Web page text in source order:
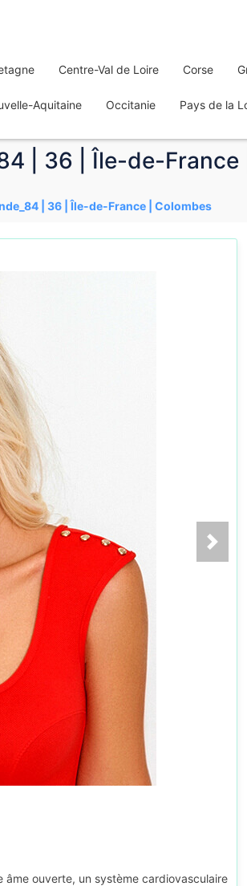
Centre-Val de Loire Corse
Aquitaine Occitanie Pays de la
| 36 | Île-de-France
| 36 | Île-de-France | Colombes
âme ouverte, un système cardiovasculaire